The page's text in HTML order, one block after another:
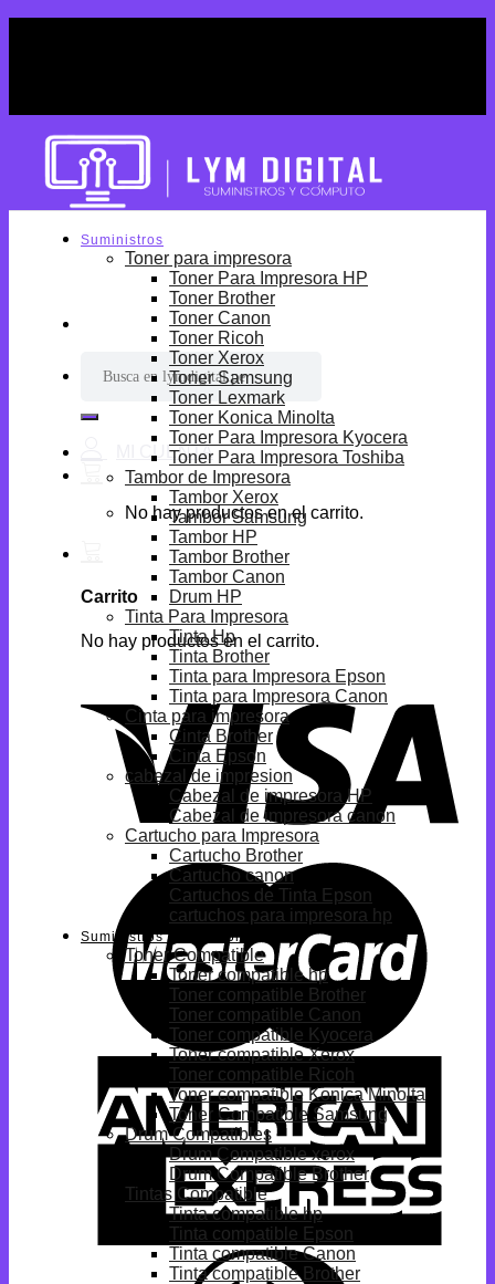
por:
No hay productos en el carrito.
Carrito
No hay productos en el carrito.
Suministros
Toner para impresora
Toner Para Impresora HP
Toner Brother
Toner Canon
Toner Ricoh
Toner Xerox
Toner Samsung
Toner Lexmark
Toner Konica Minolta
Toner Para Impresora Kyocera
Toner Para Impresora Toshiba
Tambor de Impresora
Tambor Xerox
Tambor Samsung
Tambor HP
Tambor Brother
Tambor Canon
Drum HP
Tinta Para Impresora
Tinta Hp
Tinta Brother
Tinta para Impresora Epson
Tinta para Impresora Canon
Cinta para impresora
Cinta Brother
Cinta Epson
cabezal de impresion
Cabezal de impresora HP
Cabezal de impresora canon
Cartucho para Impresora
Cartucho Brother
Cartucho canon
Cartuchos de Tinta Epson
cartuchos para impresora hp
Suministros Compatibles
Toner Compatible
Toner compatible hp
Toner compatible Brother
Toner compatible Canon
Toner compatible Kyocera
Toner compatible Xerox
Toner compatible Ricoh
Toner compatible Konica Minolta
Toner Compatible Samsung
Drum Compatibles
Drum Compatible xerox
Drum Compatible Brother
Tintas Compatible
Tinta compatible hp
Tinta compatible Epson
Tinta compatible Canon
Tinta compatible Brother